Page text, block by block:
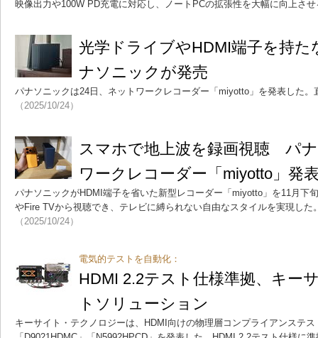
映像出力や100W PD充電に対応し、ノートPCの拡張性を大幅に向上さ
光学ドライブやHDMI端子を持
ナソニックが発売
パナソニックは24日、ネットワークレコーダー「miyotto」を発表した。
（2025/10/24）
スマホで地上波を録画視聴 パ
ワークレコーダー「miyotto」発
パナソニックがHDMI端子を省いた新型レコーダー「miyotto」を11月下
やFire TVから視聴でき、テレビに縛られない自由なスタイルを実現した
（2025/10/24）
電気的テストを自動化：
HDMI 2.2テスト仕様準拠、キー
トソリューション
キーサイト・テクノロジーは、HDMI向けの物理層コンプライアンステ